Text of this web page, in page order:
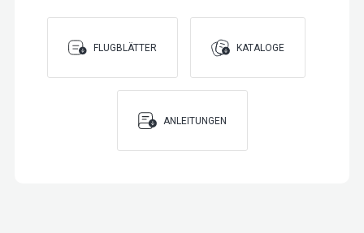
FLUGBLÄTTER KATALOGE
ANLEITUNGEN